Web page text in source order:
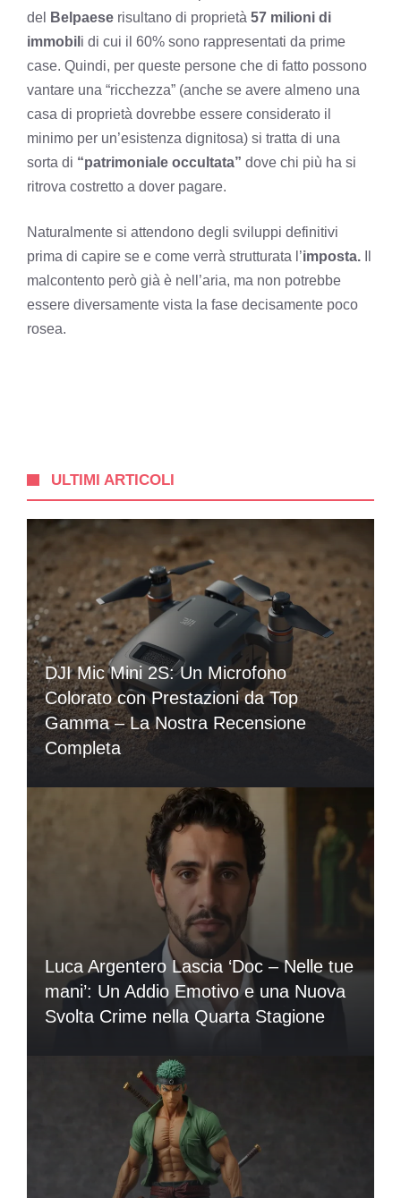
del
Belpaese risultano di proprietà 57 milioni di
immobil i di cui il 60% sono rappresentati da prime
case. Quindi, per queste persone che di fatto possono
vantare una “ricchezza” (anche se avere almeno una
casa di proprietà dovrebbe essere considerato il
minimo per un’esistenza dignitosa) si tratta di una
sorta di “patrimoniale occultata” dove chi più ha si
ritrova costretto a dover pagare.
Naturalmente si attendono degli sviluppi definitivi
prima di capire se e come verrà strutturata l’imposta.
malcontento però già è nell’aria, ma non potrebbe
essere diversamente vista la fase decisamente poco
rosea.
ULTIMI ARTICOLI
DJI Mic Mini 2S: Un Microfono
Colorato con Prestazioni da Top
Gamma – La Nostra Recensione
Completa
Luca Argentero Lascia ‘Doc – Nelle tue
mani’: Un Addio Emotivo e una Nuova
Svolta Crime nella Quarta Stagione